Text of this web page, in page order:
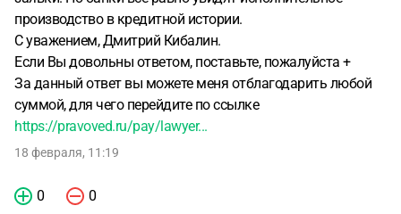
производство в кредитной истории.
С уважением, Дмитрий Кибалин.
Если Вы довольны ответом, поставьте, пожалуйста +
За данный ответ вы можете меня отблагодарить любой
суммой, для чего перейдите по ссылке
https://pravoved.ru/pay/lawyer...
18 февраля, 11:19
0 0